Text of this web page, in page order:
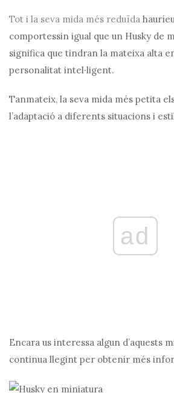
Tot i la seva mida més reduïda
comportessin igual que un Husky de
significa que tindran la mateixa alta
personalitat intel·ligent.
Tanmateix, la seva mida més petita
l’adaptació a diferents situacions i
ad
Encara us interessa algun d’aquests
continua llegint per obtenir més